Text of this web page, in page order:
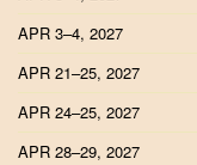
APR 3–4, 2027
APR 21–25, 2027
APR 24–25, 2027
APR 28–29, 2027